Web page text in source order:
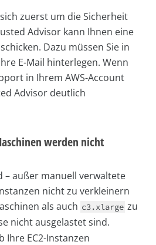
zuerst um die Sicherheit
Advisor kann Ihnen eine
Dazu müssen Sie in
E-Mail hinterlegen. Wenn
in Ihrem AWS-Account
Advisor deutlich
werden nicht
– außer manuell verwaltete
nicht zu verkleinern
als auch c3.xlarge zu
nicht ausgelastet sind.
Ihre EC2-Instanzen